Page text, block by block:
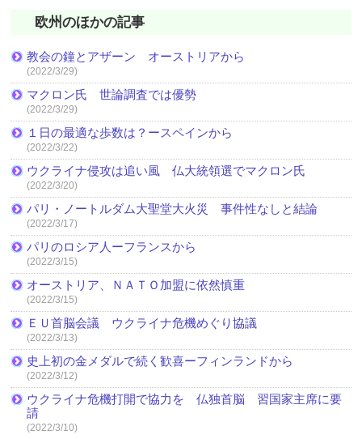
欧州のほかの記事
教会の鐘とアザーン オーストリアから
(2022/3/29)
マクロン氏 世論調査では優勢
(2022/3/29)
１日の最適な歩数は？ースペインから
(2022/3/22)
ウクライナ侵攻は追い風 仏大統領選でマクロン氏
(2022/3/20)
パリ・ノートルダム大聖堂大火災 事件性なしと結論
(2022/3/17)
パリのロシア人ーフランスから
(2022/3/15)
オーストリア、ＮＡＴＯ加盟に依然慎重
(2022/3/15)
ＥＵ首脳会議 ウクライナ危機めぐり協議
(2022/3/13)
史上初の金メダルで続く歓喜ーフィンランドから
(2022/3/12)
ウクライナ危機打開で協力を 仏独首脳 習国家主席に要
請
(2022/3/10)